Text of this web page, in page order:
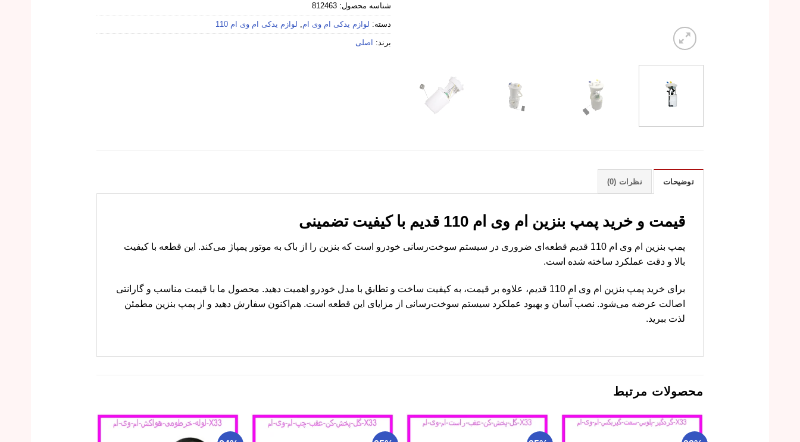
شناسه محصول: 812463
دسته: لوازم یدکی ام وی ام لوازم یدکی ام وی ام 110
برند: اصلی
توضیحات نظرات (0)
قیمت و خرید پمپ بنزین ام وی ام 110 قدیم با کیفیت تضمینی
پمپ بنزین ام وی ام 110 قدیم قطعه‌ای ضروری در سیستم سوخت‌رسانی خودرو است که بنزین را از باک به موتور پمپاژ می‌کند. این قطعه با کیفیت
بالا و دقت عملکرد ساخته شده است.
برای خرید پمپ بنزین ام وی ام 110 قدیم، علاوه بر قیمت، به کیفیت ساخت و تطابق با مدل خودرو اهمیت دهید. محصول ما با قیمت مناسب و گارانتی
اصالت عرضه می‌شود. نصب آسان و بهبود عملکرد سیستم سوخت‌رسانی از مزایای این قطعه است. هم‌اکنون سفارش دهید و از پمپ بنزین مطمئن
لذت ببرید.
محصولات مرتبط